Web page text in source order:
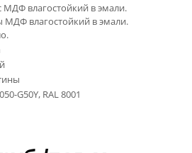
МДФ влагостойкий в эмали.
МДФ влагостойкий в эмали.
G50Y, RAL 8001